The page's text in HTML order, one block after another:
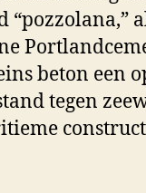
“pozzolana,”
beton een
tegen